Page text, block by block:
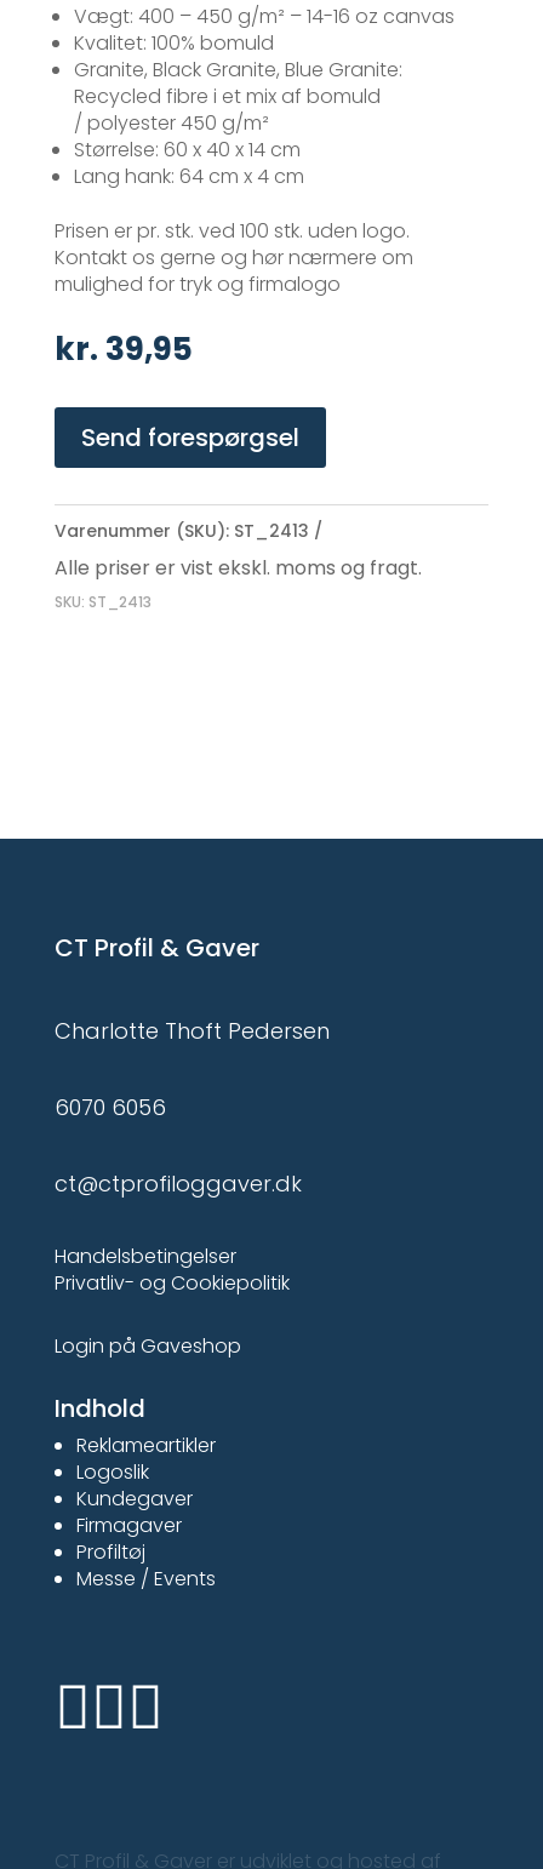
Vægt: 400 – 450 g/m² – 14-16 oz canvas
Kvalitet: 100% bomuld
Granite, Black Granite, Blue Granite:
Recycled fibre i et mix af bomuld
/ polyester 450 g/m²
Størrelse: 60 x 40 x 14 cm
Lang hank: 64 cm x 4 cm
Prisen er pr. stk. ved 100 stk. uden logo.
Kontakt os gerne og hør nærmere om
mulighed for tryk og firmalogo
kr. 39,95
Send forespørgsel
Varenummer (SKU): ST_2413
Alle priser er vist ekskl. moms og fragt.
SKU: ST_2413
CT Profil & Gaver
Charlotte Thoft Pedersen
6070 6056
ct@ctprofiloggaver.dk
Handelsbetingelser
Privatliv- og Cookiepolitik
Login på Gaveshop
Indhold
Reklameartikler
Logoslik
Kundegaver
Firmagaver
Profiltøj
Messe / Events

CT Profil & Gaver er udviklet og hosted af